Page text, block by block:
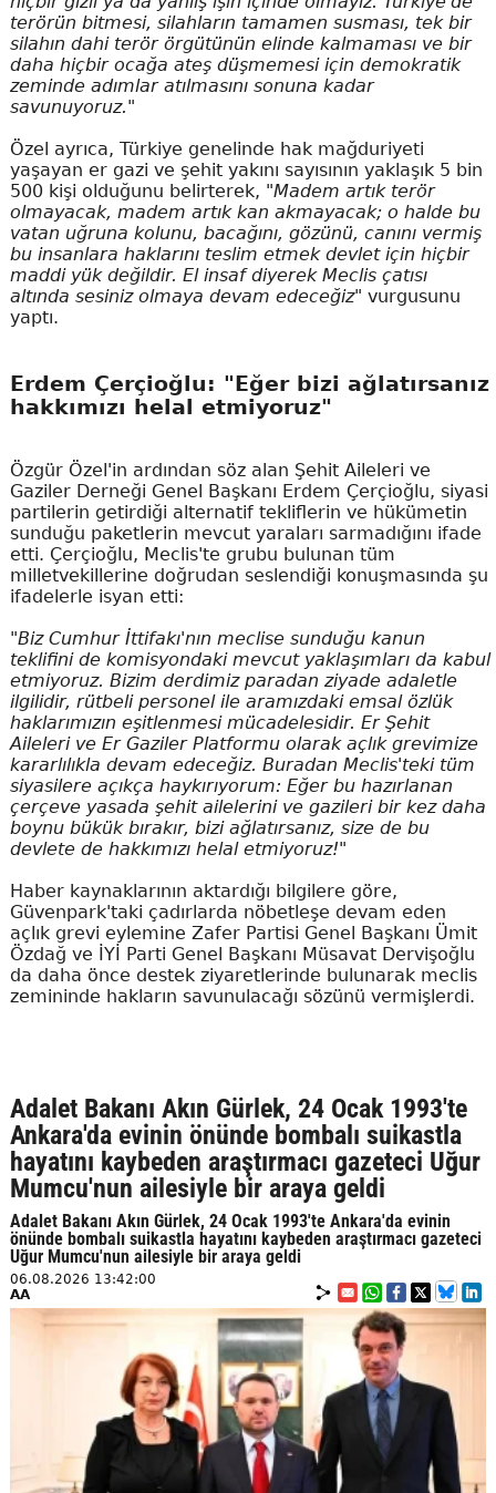
terörün bitmesi, silahların tamamen susması, tek bir
silahın dahi terör örgütünün elinde kalmaması ve bir
daha hiçbir ocağa ateş düşmemesi için demokratik
zeminde adımlar atılmasını sonuna kadar
savunuyoruz."
Özel ayrıca, Türkiye genelinde hak mağduriyeti
yaşayan er gazi ve şehit yakını sayısının yaklaşık 5 bin
500 kişi olduğunu belirterek, "Madem artık terör
olmayacak, madem artık kan akmayacak; o halde bu
vatan uğruna kolunu, bacağını, gözünü, canını vermiş
bu insanlara haklarını teslim etmek devlet için hiçbir
maddi yük değildir. El insaf diyerek Meclis çatısı
altında sesiniz olmaya devam edeceğiz" vurgusunu
yaptı.
Erdem Çerçioğlu: "Eğer bizi ağlatırsanız
hakkımızı helal etmiyoruz"
Özgür Özel'in ardından söz alan Şehit Aileleri ve
Gaziler Derneği Genel Başkanı Erdem Çerçioğlu, siyasi
partilerin getirdiği alternatif tekliflerin ve hükümetin
sunduğu paketlerin mevcut yaraları sarmadığını ifade
etti. Çerçioğlu, Meclis'te grubu bulunan tüm
milletvekillerine doğrudan seslendiği konuşmasında şu
ifadelerle isyan etti:
"Biz Cumhur İttifakı'nın meclise sunduğu kanun
teklifini de komisyondaki mevcut yaklaşımları da kabul
etmiyoruz. Bizim derdimiz paradan ziyade adaletle
ilgilidir, rütbeli personel ile aramızdaki emsal özlük
haklarımızın eşitlenmesi mücadelesidir. Er Şehit
Aileleri ve Er Gaziler Platformu olarak açlık grevimize
kararlılıkla devam edeceğiz. Buradan Meclis'teki tüm
siyasilere açıkça haykırıyorum: Eğer bu hazırlanan
çerçeve yasada şehit ailelerini ve gazileri bir kez daha
boynu bükük bırakır, bizi ağlatırsanız, size de bu
devlete de hakkımızı helal etmiyoruz!"
Haber kaynaklarının aktardığı bilgilere göre,
Güvenpark'taki çadırlarda nöbetleşe devam eden
açlık grevi eylemine Zafer Partisi Genel Başkanı Ümit
Özdağ ve İYİ Parti Genel Başkanı Müsavat Dervişoğlu
da daha önce destek ziyaretlerinde bulunarak meclis
zemininde hakların savunulacağı sözünü vermişlerdi.
Adalet Bakanı Akın Gürlek, 24 Ocak 1993'te
Ankara'da evinin önünde bombalı suikastla
hayatını kaybeden araştırmacı gazeteci Uğur
Mumcu'nun ailesiyle bir araya geldi
Adalet Bakanı Akın Gürlek, 24 Ocak 1993'te Ankara'da evinin
önünde bombalı suikastla hayatını kaybeden araştırmacı gazeteci
Uğur Mumcu'nun ailesiyle bir araya geldi
06.08.2026 13:42:00
AA